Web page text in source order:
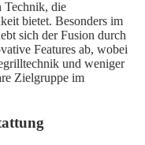
Technik, die
bietet. Besonders im
sich der Fusion durch
Features ab, wobei
und weniger
Zielgruppe im